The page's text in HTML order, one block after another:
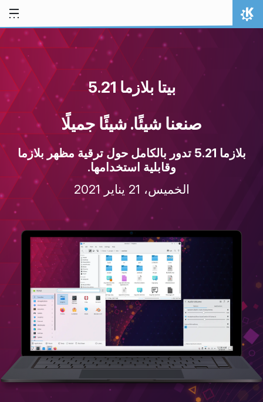
تخط المحتوى
الصفحة الرئيسة
بيتا بلازما 5.21
صنعنا شيئًا. شيئًا جميلًا
بلازما 5.21 تدور بالكامل حول ترقية مظهر بلازما
وقابلية استخدامها.
الخميس، 21 يناير 2021